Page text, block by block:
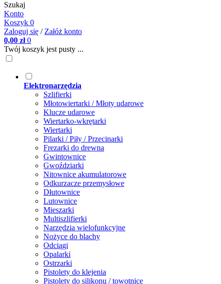
Szukaj
Konto
Koszyk 0
Zaloguj się / Załóż konto
0,00 zł 0
Twój koszyk jest pusty ...
Elektronarzędzia
Szlifierki
Młotowiertarki / Młoty udarowe
Klucze udarowe
Wiertarko-wkrętarki
Wiertarki
Pilarki / Piły / Przecinarki
Frezarki do drewna
Gwintownice
Gwoździarki
Nitownice akumulatorowe
Odkurzacze przemysłowe
Dłutownice
Lutownice
Mieszarki
Multiszlifierki
Narzędzia wielofunkcyjne
Nożyce do blachy
Odciągi
Opalarki
Ostrzarki
Pistolety do klejenia
Pistolety do silikonu / towotnice